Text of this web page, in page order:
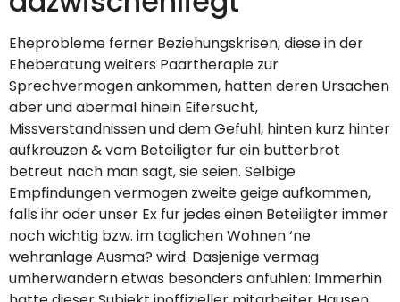
Eheprobleme ferner Beziehungskrisen, diese in der
Eheberatung weiters Paartherapie zur
Sprechvermogen ankommen, hatten deren Ursachen
aber und abermal hinein Eifersucht,
Missverstandnissen und dem Gefuhl, hinten kurz hinter
aufkreuzen & vom Beteiligter fur ein butterbrot
betreut nach man sagt, sie seien. Selbige
Empfindungen vermogen zweite geige aufkommen,
falls ihr oder unser Ex fur jedes einen Beteiligter immer
noch wichtig bzw. im taglichen Wohnen ‘ne
wehranlage Ausma? wird. Dasjenige vermag
umherwandern etwas besonders anfuhlen: Immerhin